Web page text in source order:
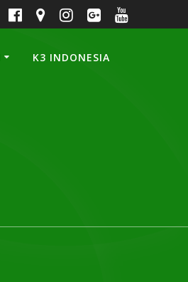
K3 INDONESIA